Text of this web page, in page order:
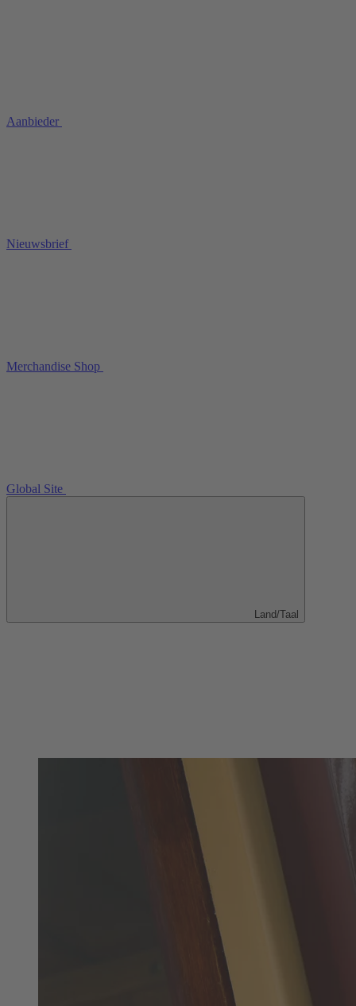
Aanbieder
Nieuwsbrief
Merchandise Shop
Global Site
Land/Taal